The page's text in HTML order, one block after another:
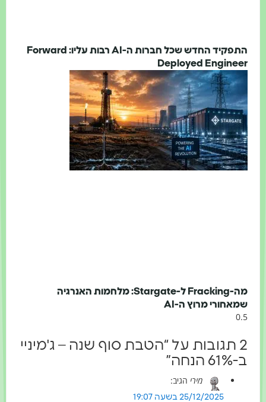
התפקיד החדש שכל חברות ה-AI רבות עליו: Forward
Deployed Engineer
מה-Fracking ל-Stargate: מלחמות האנרגיה
שמאחורי מרוץ ה-AI
2 תגובות על “הטבת סוף שנה – ג'מיניי
ב-61% הנחה”
מירי הגיב:
25/12/2025 בשעה 19:07